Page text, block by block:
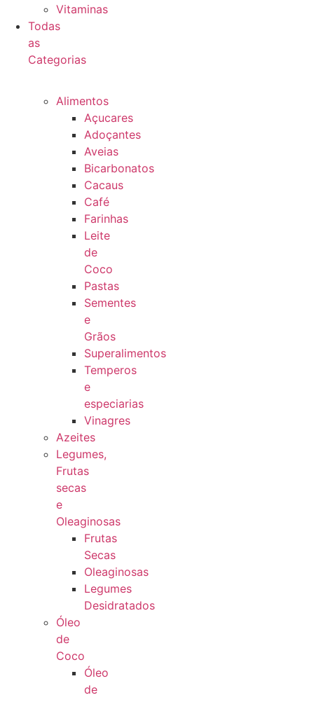
Vitaminas
Todas
as
Categorias
Alimentos
Açucares
Adoçantes
Aveias
Bicarbonatos
Cacaus
Café
Farinhas
Leite
de
Coco
Pastas
Sementes
e
Grãos
Superalimentos
Temperos
e
especiarias
Vinagres
Azeites
Legumes,
Frutas
secas
e
Oleaginosas
Frutas
Secas
Oleaginosas
Legumes
Desidratados
Óleo
de
Coco
Óleo
de